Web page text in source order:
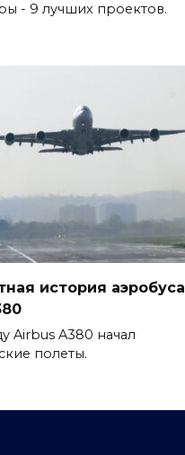
- 9 лучших проектов.
история аэробуса
Airbus A380 начал
полеты.